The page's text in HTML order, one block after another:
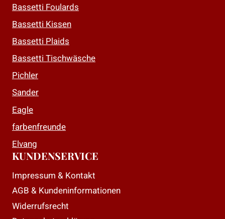
Optionen
können
auf
der
gewählt
werden
Bassetti Foulards
Bassetti Kissen
Bassetti Plaids
Bassetti Tischwäsche
Pichler
Sander
Eagle
farbenfreunde
Elvang
KUNDENSERVICE
Impressum & Kontakt
AGB & Kundeninformationen
Widerrufsrecht